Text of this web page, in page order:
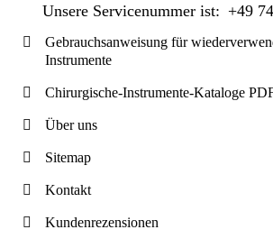
Unsere Servicenummer ist: +49
Gebrauchsanweisung für
Instrumente
Chirurgische-Instrumente-Kataloge
Über uns
Sitemap
Kontakt
Kundenrezensionen